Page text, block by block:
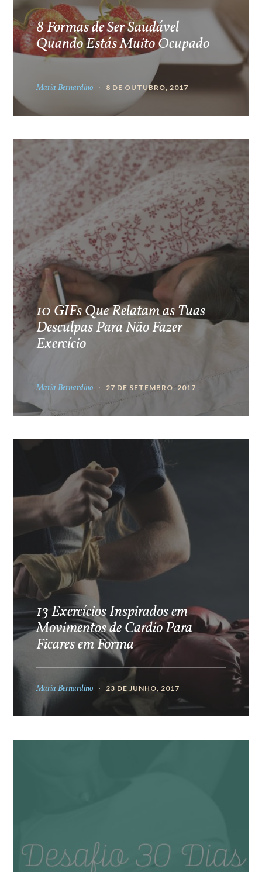
8 Formas de Ser Saudável
Quando Estás Muito Ocupado
Maria Bernardino 8 DE OUTUBRO, 2017
10 GIFs Que Relatam as Tuas
Desculpas Para Não Fazer
Exercício
Maria Bernardino 27 DE SETEMBRO, 2017
13 Exercícios Inspirados em
Movimentos de Cardio Para
Ficares em Forma
Maria Bernardino 23 DE JUNHO, 2017